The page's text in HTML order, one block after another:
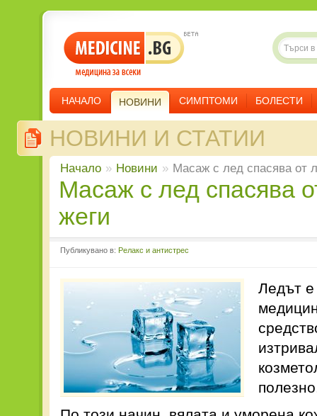
НАЧАЛО НОВИНИ СИМПТОМИ БОЛЕСТИ
НОВИНИ И СТАТИИ
Начало » Новини » Масаж с лед спасява от
Масаж с лед спасява от летните
жеги
Публикувано в: Релакс и антистрес
Ледът е